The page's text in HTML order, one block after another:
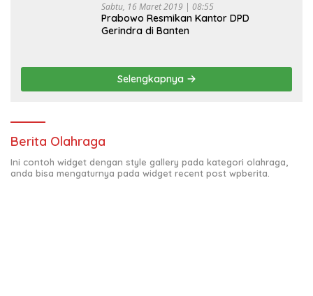
Sabtu, 16 Maret 2019 | 08:55
Prabowo Resmikan Kantor DPD
Gerindra di Banten
Selengkapnya
Berita Olahraga
Ini contoh widget dengan style gallery pada kategori olahraga,
anda bisa mengaturnya pada widget recent post wpberita.